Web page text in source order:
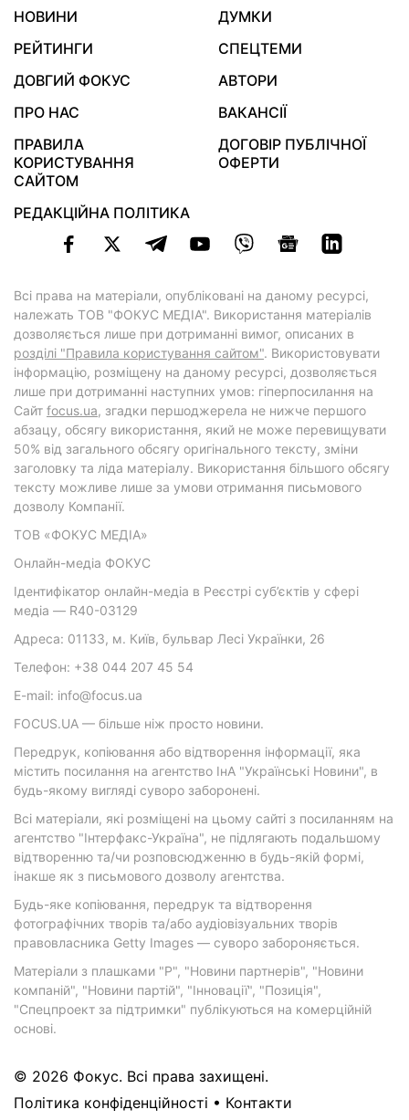
НОВИНИ
ДУМКИ
РЕЙТИНГИ
СПЕЦТЕМИ
ДОВГИЙ ФОКУС
АВТОРИ
ПРО НАС
ВАКАНСІЇ
ПРАВИЛА
КОРИСТУВАННЯ
САЙТОМ
ДОГОВІР ПУБЛІЧНОЇ
ОФЕРТИ
РЕДАКЦІЙНА ПОЛІТИКА
Всі права на матеріали, опубліковані на даному ресурсі,
належать ТОВ "ФОКУС МЕДІА". Використання матеріалів
дозволяється лише при дотриманні вимог, описаних в
розділі "Правила користування сайтом". Використовувати
інформацію, розміщену на даному ресурсі, дозволяється
лише при дотриманні наступних умов: гіперпосилання на
Cайт focus.ua, згадки першоджерела не нижче першого
абзацу, обсягу використання, який не може перевищувати
50% від загального обсягу оригінального тексту, зміни
заголовку та ліда матеріалу. Використання більшого обсягу
тексту можливе лише за умови отримання письмового
дозволу Компанії.
ТОВ «ФОКУС МЕДІА»
Онлайн-медіа ФОКУС
Ідентифікатор онлайн-медіа в Реєстрі суб’єктів у сфері
медіа — R40-03129
Адреса: 01133, м. Київ, бульвар Лесі Українки, 26
Телефон: +38 044 207 45 54
E-mail: info@focus.ua
FOCUS.UA — більше ніж просто новини.
Передрук, копіювання або відтворення інформації, яка
містить посилання на агентство ІнА "Українські Новини", в
будь-якому вигляді суворо заборонені.
Всі матеріали, які розміщені на цьому сайті з посиланням на
агентство "Інтерфакс-Україна", не підлягають подальшому
відтворенню та/чи розповсюдженню в будь-якій формі,
інакше як з письмового дозволу агентства.
Будь-яке копіювання, передрук та відтворення
фотографічних творів та/або аудіовізуальних творів
правовласника Getty Images — суворо забороняється.
Матеріали з плашками "Р", "Новини партнерів", "Новини
компаній", "Новини партій", "Інновації", "Позиція",
"Спецпроект за підтримки" публікуються на комерційній
основі.
© 2026 Фокус. Всі права захищені.
Політика конфіденційності • Контакти